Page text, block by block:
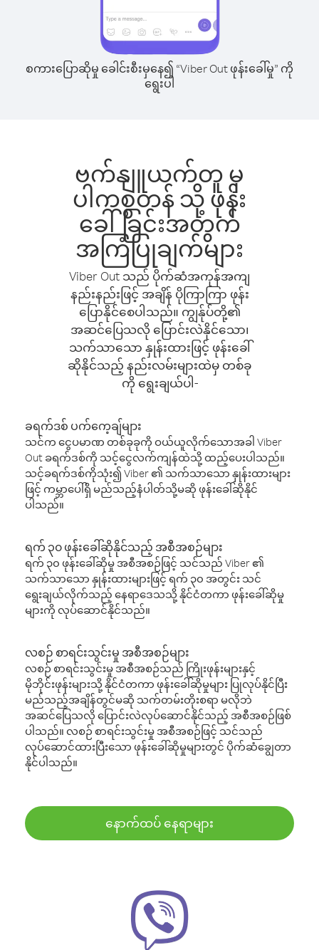
စကားပြောဆိုမှု ခေါင်းစီးမှနေ၍ “Viber Out ဖုန်းခေါ်မှု” ကို
ရွေးပါ
ဗက်နျူယက်တူ မှ
ပါကစ္စတန် သို့ ဖုန်း
ခေါ်ခြင်းအတွက်
အကြံပြုချက်များ
Viber Out သည် ပိုက်ဆံအကုန်အကျ
နည်းနည်းဖြင့် အချိန် ပိုကြာကြာ ဖုန်း
ပြောနိုင်စေပါသည်။ ကျွန်ုပ်တို့၏
အဆင်ပြေသလို ပြောင်းလဲနိုင်သော၊
သက်သာသော နှုန်းထားဖြင့် ဖုန်းခေါ်
ဆိုနိုင်သည့် နည်းလမ်းများထဲမှ တစ်ခု
ကို ရွေးချယ်ပါ-
ခရက်ဒစ် ပက်ကေ့ချ်များ
သင်က ငွေပမာဏ တစ်ခုခုကို ဝယ်ယူလိုက်သောအခါ Viber
Out ခရက်ဒစ်ကို သင့်ငွေလက်ကျန်ထဲသို့ ထည့်ပေးပါသည်။
သင့်ခရက်ဒစ်ကိုသုံး၍ Viber ၏ သက်သာသော နှုန်းထားများ
ဖြင့် ကမ္ဘာပေါ်ရှိ မည်သည့်နံပါတ်သို့မဆို ဖုန်းခေါ်ဆိုနိုင်
ပါသည်။
ရက် ၃၀ ဖုန်းခေါ်ဆိုနိုင်သည့် အစီအစဉ်များ
ရက် ၃၀ ဖုန်းခေါ်ဆိုမှု အစီအစဉ်ဖြင့် သင်သည် Viber ၏
သက်သာသော နှုန်းထားများဖြင့် ရက် ၃၀ အတွင်း သင်
ရွေးချယ်လိုက်သည့် နေရာဒေသသို့ နိုင်ငံတကာ ဖုန်းခေါ်ဆိုမှု
များကို လုပ်ဆောင်နိုင်သည်။
လစဉ် စာရင်းသွင်းမှု အစီအစဉ်များ
လစဉ် စာရင်းသွင်းမှု အစီအစဉ်သည် ကြိုးဖုန်းများနှင့်
မိုဘိုင်းဖုန်းများသို့ နိုင်ငံတကာ ဖုန်းခေါ်ဆိုမှုများ ပြုလုပ်နိုင်ပြီး
မည်သည့်အချိန်တွင်မဆို သက်တမ်းတိုးစရာ မလိုဘဲ
အဆင်ပြေသလို ပြောင်းလဲလုပ်ဆောင်နိုင်သည့် အစီအစဉ်ဖြစ်
ပါသည်။ လစဉ် စာရင်းသွင်းမှု အစီအစဉ်ဖြင့် သင်သည်
လုပ်ဆောင်ထားပြီးသော ဖုန်းခေါ်ဆိုမှုများတွင် ပိုက်ဆံချွေတာ
နိုင်ပါသည်။
နောက်ထပ် နေရာများ